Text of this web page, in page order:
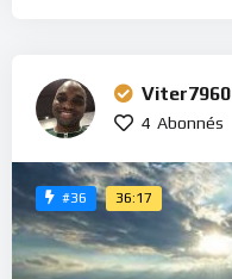
Viter7960
4 Abonnés
#36 36:17